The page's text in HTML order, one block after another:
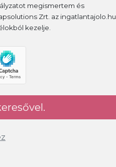
megismertem és
Zrt. az ingatlantajolo.hu
kezelje.